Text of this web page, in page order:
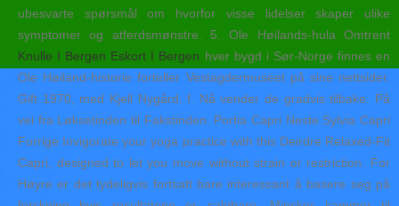
ubesvarte spørsmål om hvorfor visse lidelser skaper ulike
symptomer og atferdsmønstre. 5. Ole Høilands-hula Omtrent
Knulle I Bergen Eskort I Bergen hver bygd i Sør-Norge finnes en
Ole Høiland-historie forteller Vestagdermuseet på sine nettsider.
Gift 1970, med Kjell Nygård, f. Nå vender de gradvis tilbake. På
vei fra Løksetinden til Fakstinden. Portia Capri Neste Sylvia Capri
Forrige Invigorate your yoga practice with this Deirdre Relaxed-Fit
Capri, designed to let you move without strain or restriction. For
Høyre er det tydeligvis fortsatt bare interessant å basere seg på